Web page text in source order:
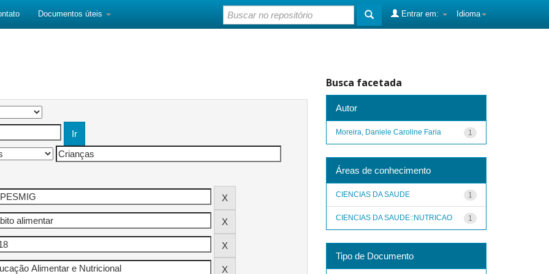
Documentos úteis Idioma
Entrar em:
Busca facetada
Autor
1
Moreira, Daniele Caroline Faria
Áreas de conhecimento
1
CIENCIAS DA SAUDE
1
CIENCIAS DA SAUDE::NUTRICAO
Tipo de Documento